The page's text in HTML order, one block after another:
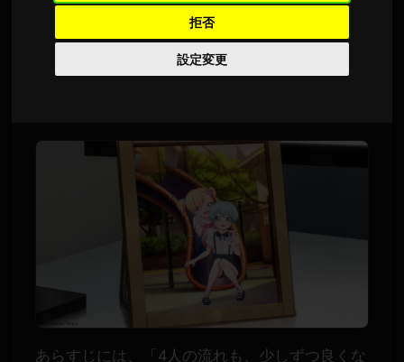
拒否
設定変更
ブシロードは、TVアニメ『BanG Dream!
Yume∞Mita』の第4話となる「たのしいかも」
の先行場面カットとあらすじを公開しました。
あらすじには、「4人の流れも、少しずつ良くな